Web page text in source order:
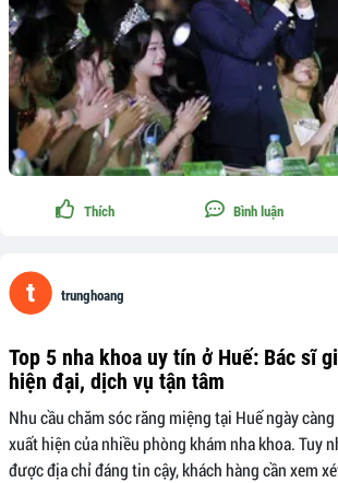
Thích Bình luận
trunghoang
Top 5 nha khoa uy tín ở Huế: Bác sĩ
hiện đại, dịch vụ tận tâm
Nhu cầu chăm sóc răng miệng tại Huế ngày
xuất hiện của nhiều phòng khám nha khoa. Tuy
được địa chỉ đáng tin cậy, khách hàng cần xem